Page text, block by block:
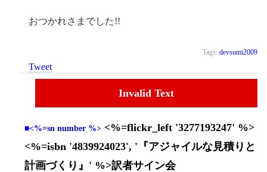
おつかれさまでした!!
Tags: devsumi2009
Tweet
Invalid Text
■<%=sn number %> <%=flickr_left '3277193247' %>
<%=isbn '4839924023', '『アジャイルな見積りと
計画づくり』' %>訳者サイン会